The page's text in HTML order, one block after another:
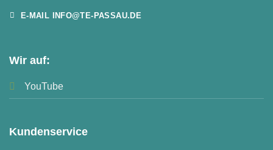
E-MAIL INFO@TE-PASSAU.DE
Wir auf:
YouTube
Kundenservice